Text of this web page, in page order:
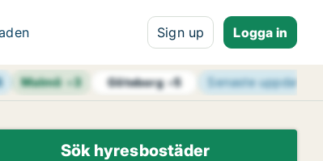
Sign up Logga in
Malmö+3 Göteborg+5 Senaste
Sök hyresbostäder